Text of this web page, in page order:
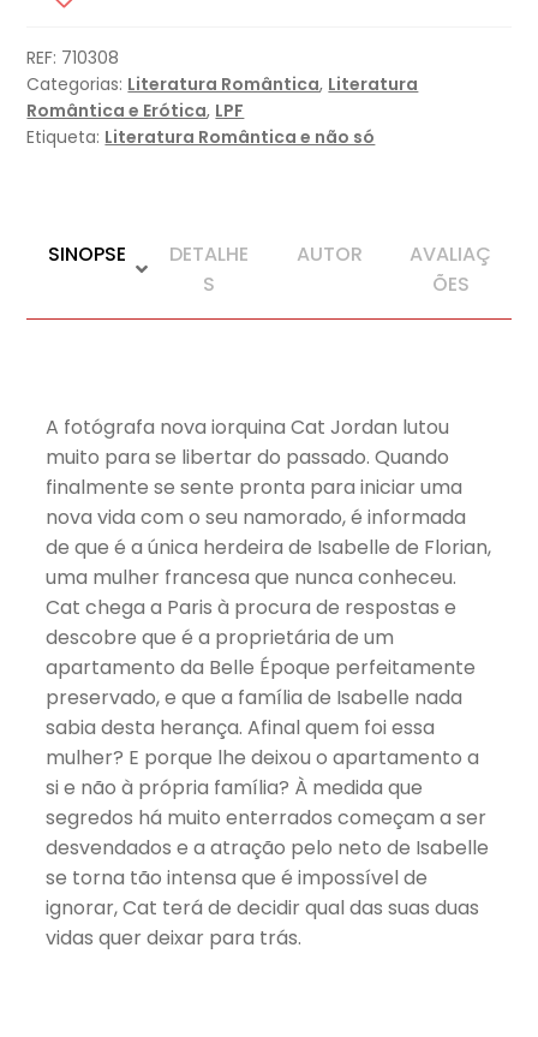
Tempo
em
Paris
REF: 710308
Categorias: Literatura Romântica, Literatura
Romântica e Erótica, LPF
Etiqueta: Literatura Romântica e não só
SINOPSE
DETALHE
S
AUTOR
AVALIAÇ
ÕES
A fotógrafa nova iorquina Cat Jordan lutou
muito para se libertar do passado. Quando
finalmente se sente pronta para iniciar uma
nova vida com o seu namorado, é informada
de que é a única herdeira de Isabelle de Florian,
uma mulher francesa que nunca conheceu.
Cat chega a Paris à procura de respostas e
descobre que é a proprietária de um
apartamento da Belle Époque perfeitamente
preservado, e que a família de Isabelle nada
sabia desta herança. Afinal quem foi essa
mulher? E porque lhe deixou o apartamento a
si e não à própria família? À medida que
segredos há muito enterrados começam a ser
desvendados e a atração pelo neto de Isabelle
se torna tão intensa que é impossível de
ignorar, Cat terá de decidir qual das suas duas
vidas quer deixar para trás.